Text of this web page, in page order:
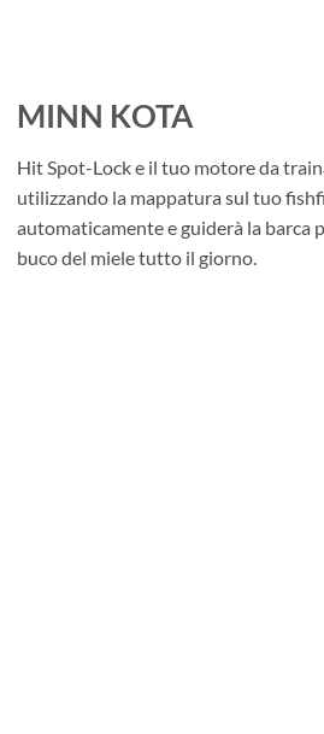
MINN KOTA
Hit Spot-Lock e il tuo motore da
utilizzando la mappatura sul tuo
automaticamente e guiderà la barca
buco del miele tutto il giorno.